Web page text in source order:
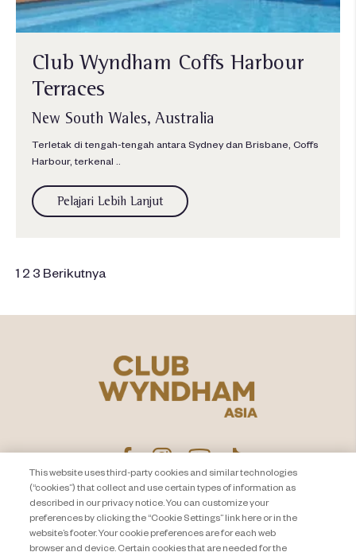
Club Wyndham Coffs Harbour
Terraces
New South Wales, Australia
Terletak di tengah-tengah antara Sydney dan Brisbane, Coffs
Harbour, terkenal ..
Pelajari Lebih Lanjut
1 2 3 Berikutnya
PEMBERITAHUAN PRIVASI
About Travel + Leisure Co
Hubungi Kami
Peta Situs
This website uses third-party cookies and similar technologies
(“cookies”) that collect and use certain types of information as
described in our privacy notice. You can customize your
preferences by clicking the “Cookie Settings” link here or in the
website’s footer. Your cookie preferences are for each web
browser and device. Certain cookies that are needed for the